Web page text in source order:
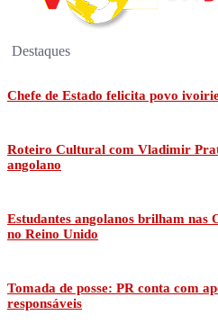
Destaques
Chefe de Estado felicita povo
Roteiro Cultural com Vladimir
angolano
Estudantes angolanos brilham nas
no Reino Unido
Tomada de posse: PR conta com
responsáveis